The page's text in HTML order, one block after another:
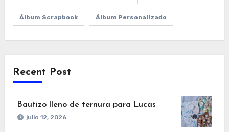
Álbum Scrapbook Álbum Personalizado
Recent Post
Bautizo lleno de ternura para Lucas
julio 12, 2026